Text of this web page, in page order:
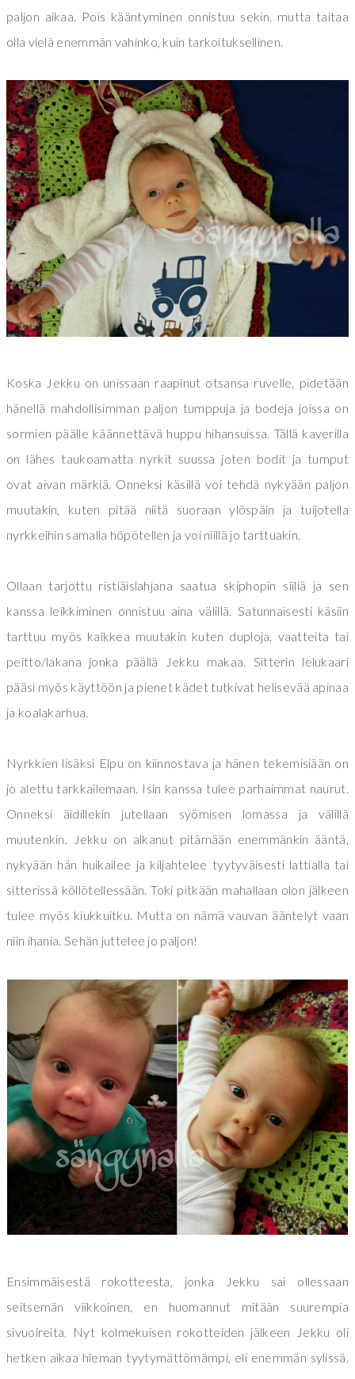
paljon aikaa. Pois kääntyminen onnistuu sekin, mutta taitaa
olla vielä enemmän vahinko, kuin tarkoituksellinen.
Koska Jekku on unissaan raapinut otsansa ruvelle, pidetään
hänellä mahdollisimman paljon tumppuja ja bodeja joissa on
sormien päälle käännettävä huppu hihansuissa. Tällä kaverilla
on lähes taukoamatta nyrkit suussa joten bodit ja tumput
ovat aivan märkiä. Onneksi käsillä voi tehdä nykyään paljon
muutakin, kuten pitää niitä suoraan ylöspäin ja tuijotella
nyrkkeihin samalla höpötellen ja voi niillä jo tarttuakin.
Ollaan tarjottu ristiäislahjana saatua skiphopin siiliä ja sen
kanssa leikkiminen onnistuu aina välillä. Satunnaisesti käsiin
tarttuu myös kaikkea muutakin kuten duploja, vaatteita tai
peitto/lakana jonka päällä Jekku makaa. Sitterin lelukaari
pääsi myös käyttöön ja pienet kädet tutkivat helisevää apinaa
ja koalakarhua.
Nyrkkien lisäksi Elpu on kiinnostava ja hänen tekemisiään on
jo alettu tarkkailemaan. Isin kanssa tulee parhaimmat naurut.
Onneksi äidillekin jutellaan syömisen lomassa ja välillä
muutenkin. Jekku on alkanut pitämään enemmänkin ääntä,
nykyään hän huikailee ja kiljahtelee tyytyväisesti lattialla tai
sitterissä köllötellessään. Toki pitkään mahallaan olon jälkeen
tulee myös kiukkuitku. Mutta on nämä vauvan ääntelyt vaan
niin ihania. Sehän juttelee jo paljon!
Ensimmäisestä rokotteesta, jonka Jekku sai ollessaan
seitsemän viikkoinen, en huomannut mitään suurempia
sivuoireita. Nyt kolmekuisen rokotteiden jälkeen Jekku oli
hetken aikaa hieman tyytymättömämpi, eli enemmän sylissä.